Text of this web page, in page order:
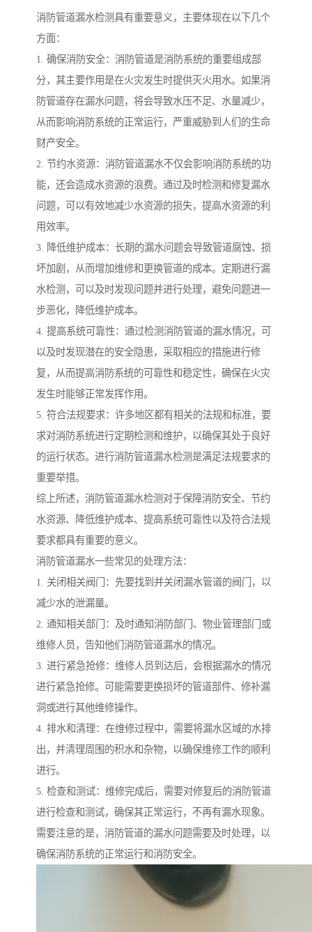
消防管道漏水检测具有重要意义，主要体现在以下几个
方面：
1. 确保消防安全：消防管道是消防系统的重要组成部
分，其主要作用是在火灾发生时提供灭火用水。如果消
防管道存在漏水问题，将会导致水压不足、水量减少，
从而影响消防系统的正常运行，严重威胁到人们的生命
财产安全。
2. 节约水资源：消防管道漏水不仅会影响消防系统的功
能，还会造成水资源的浪费。通过及时检测和修复漏水
问题，可以有效地减少水资源的损失，提高水资源的利
用效率。
3. 降低维护成本：长期的漏水问题会导致管道腐蚀、损
坏加剧，从而增加维修和更换管道的成本。定期进行漏
水检测，可以及时发现问题并进行处理，避免问题进一
步恶化，降低维护成本。
4. 提高系统可靠性：通过检测消防管道的漏水情况，可
以及时发现潜在的安全隐患，采取相应的措施进行修
复，从而提高消防系统的可靠性和稳定性，确保在火灾
发生时能够正常发挥作用。
5. 符合法规要求：许多地区都有相关的法规和标准，要
求对消防系统进行定期检测和维护，以确保其处于良好
的运行状态。进行消防管道漏水检测是满足法规要求的
重要举措。
综上所述，消防管道漏水检测对于保障消防安全、节约
水资源、降低维护成本、提高系统可靠性以及符合法规
要求都具有重要的意义。
消防管道漏水一些常见的处理方法：
1. 关闭相关阀门：先要找到并关闭漏水管道的阀门，以
减少水的泄漏量。
2. 通知相关部门：及时通知消防部门、物业管理部门或
维修人员，告知他们消防管道漏水的情况。
3. 进行紧急抢修：维修人员到达后，会根据漏水的情况
进行紧急抢修。可能需要更换损坏的管道部件、修补漏
洞或进行其他维修操作。
4. 排水和清理：在维修过程中，需要将漏水区域的水排
出，并清理周围的积水和杂物，以确保维修工作的顺利
进行。
5. 检查和测试：维修完成后，需要对修复后的消防管道
进行检查和测试，确保其正常运行，不再有漏水现象。
需要注意的是，消防管道的漏水问题需要及时处理，以
确保消防系统的正常运行和消防安全。